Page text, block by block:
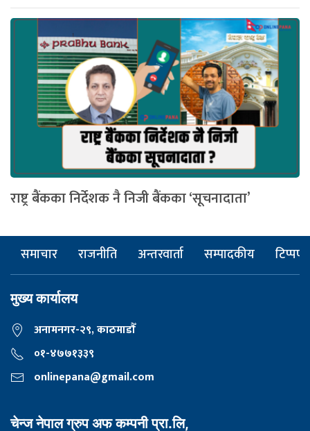
राष्ट्र बैंकका निर्देशक नै निजी बैंकका ‘सूचनादाता’
समाचार राजनीति अन्तरवार्ता सम्पादकीय टिप्पणी
मुख्य कार्यालय
अनामनगर-२९, काठमाडाैँ
०१-४७७१३३९
onlinepana@gmail.com
चेन्ज नेपाल ग्रुप अफ कम्पनी प्रा.लि,